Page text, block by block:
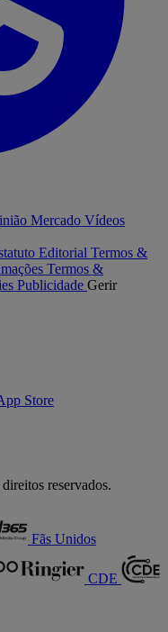
Mercado Vídeos
Editorial Termos &
Termos &
Publicidade Gerir
Store
reservados.
Fãs Unidos
CDE